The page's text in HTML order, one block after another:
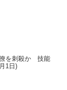
を刺殺か 技能
1日)